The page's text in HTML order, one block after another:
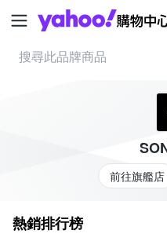
前往旗艦店
熱銷排行榜